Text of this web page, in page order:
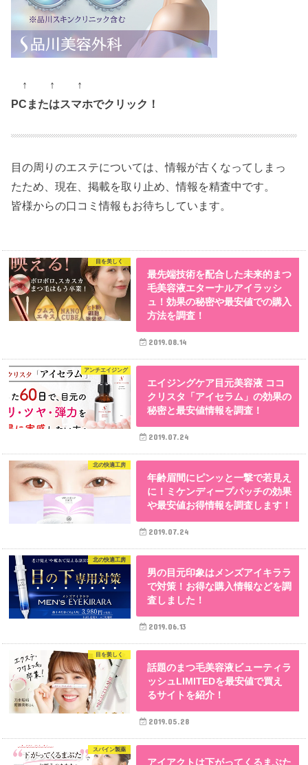
↑ ↑ ↑
PCまたはスマホでクリック！
目の周りのエステについては、情報が古くなってしまっ
たため、現在、掲載を取り止め、情報を精査中です。
皆様からの口コミ情報もお待ちしています。
目を美しく
最先端技術を配合した未来的まつ
毛美容液エターナルアイラッシ
ュ！効果の秘密や最安値での購入
方法を調査！
2019.08.14
アンチエイジング
エイジングケア目元美容液 ココ
クリスタ「アイセラム」の効果の
秘密と最安値情報を調査！
2019.07.24
北の快適工房
年齢眉間にピンッと一撃で若見え
に！ミケンディープパッチの効果
や最安値お得情報を調査します！
2019.07.24
北の快適工房
男の目元印象はメンズアイキララ
で対策！お得な購入情報などを調
査しました！
2019.06.13
目を美しく
話題のまつ毛美容液ビューティラ
ッシュLIMITEDを最安値で買え
るサイトを紹介！
2019.05.28
スパイン製薬
アイアクトは下がってくるまぶた